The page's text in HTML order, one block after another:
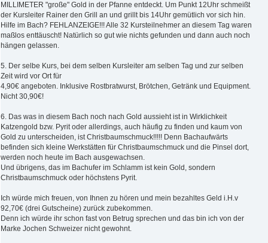
MILLIMETER "große" Gold in der Pfanne entdeckt. Um Punkt 12Uhr schmeißt
der Kursleiter Rainer den Grill an und grillt bis 14Uhr gemütlich vor sich hin.
Hilfe im Bach? FEHLANZEIGE!!! Alle 32 Kursteilnehmer an diesem Tag waren
maßlos enttäuscht! Natürlich so gut wie nichts gefunden und dann auch noch
hängen gelassen.
5. Der selbe Kurs, bei dem selben Kursleiter am selben Tag und zur selben
Zeit wird vor Ort für
4,90€ angeboten. Inklusive Rostbratwurst, Brötchen, Getränk und Equipment.
Nicht 30,90€!
6. Das was in diesem Bach noch nach Gold aussieht ist in Wirklichkeit
Katzengold bzw. Pyrit oder allerdings, auch häufig zu finden und kaum von
Gold zu unterscheiden, ist Christbaumschmuck!!!!! Denn Bachaufwärts
befinden sich kleine Werkstätten für Christbaumschmuck und die Pinsel dort,
werden noch heute im Bach ausgewachsen.
Und übrigens, das im Bachufer im Schlamm ist kein Gold, sondern
Christbaumschmuck oder höchstens Pyrit.
Ich würde mich freuen, von Ihnen zu hören und mein bezahltes Geld i.H.v
92,70€ (drei Gutscheine) zurück zubekommen.
Denn ich würde ihr schon fast von Betrug sprechen und das bin ich von der
Marke Jochen Schweizer nicht gewohnt.